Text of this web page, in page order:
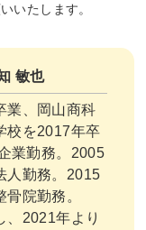
いたします。
敏也
業、岡山商科
校を2017年卒
業勤務。2005
人勤務。2015
院勤務。
、2021年より